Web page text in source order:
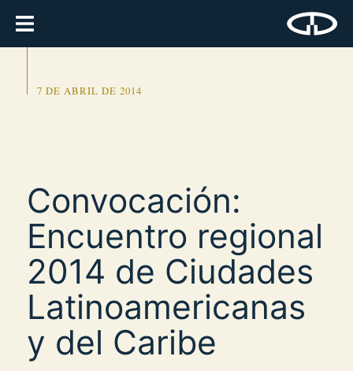
7 DE ABRIL DE 2014
Convocación:
Encuentro regional
2014 de Ciudades
Latinoamericanas
y del Caribe